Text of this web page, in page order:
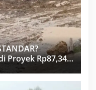
Proyek Rp87,34
Pengawas dan